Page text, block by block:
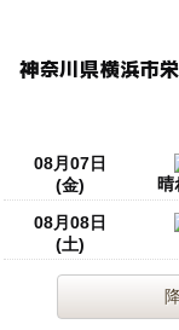
神奈川県横浜市
08月07日
(金)
晴
08月08日
(土)